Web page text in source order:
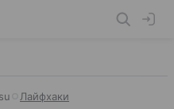
Лайфхаки